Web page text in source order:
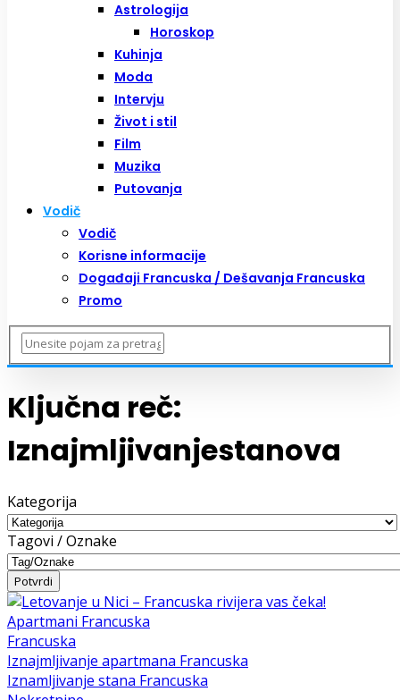
Astrologija
Horoskop
Kuhinja
Moda
Intervju
Život i stil
Film
Muzika
Putovanja
Vodič
Vodič
Korisne informacije
Događaji Francuska / Dešavanja Francuska
Promo
Ključna reč:
Iznajmljivanjestanova
Kategorija
Tagovi / Oznake
Apartmani Francuska
Francuska
Iznajmljivanje apartmana Francuska
Iznamljivanje stana Francuska